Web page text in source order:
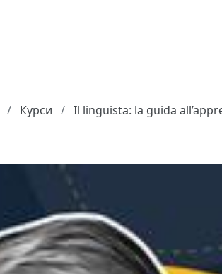
Курси Il linguista: la guida